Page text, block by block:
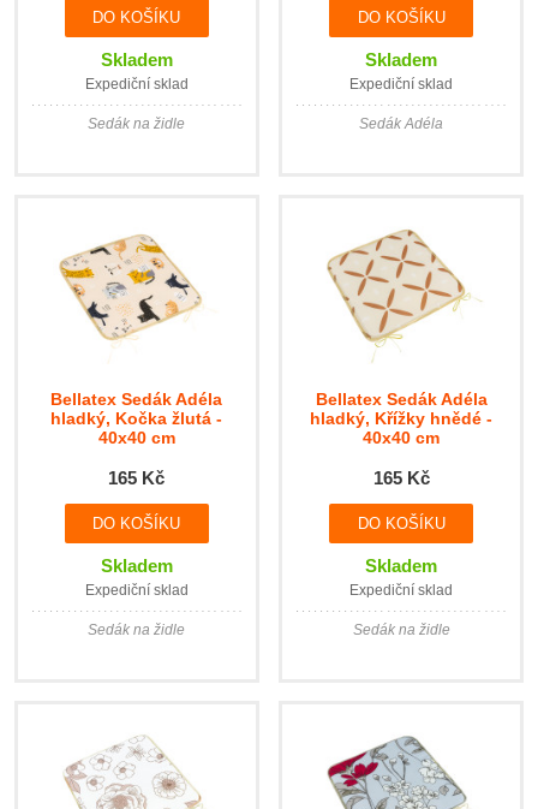
Skladem
Expediční sklad
Sedák na židle
Skladem
Expediční sklad
Sedák Adéla
Bellatex Sedák Adéla
hladký, Kočka žlutá -
40x40 cm
165 Kč
Skladem
Expediční sklad
Sedák na židle
Bellatex Sedák Adéla
hladký, Křížky hnědé -
40x40 cm
165 Kč
Skladem
Expediční sklad
Sedák na židle